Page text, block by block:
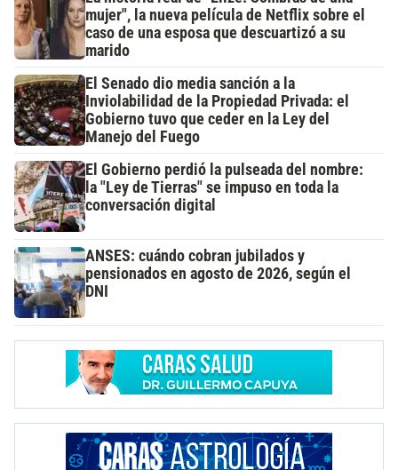
mujer", la nueva película de Netflix sobre el
caso de una esposa que descuartizó a su
marido
El Senado dio media sanción a la
Inviolabilidad de la Propiedad Privada: el
Gobierno tuvo que ceder en la Ley del
Manejo del Fuego
El Gobierno perdió la pulseada del nombre:
la "Ley de Tierras" se impuso en toda la
conversación digital
ANSES: cuándo cobran jubilados y
pensionados en agosto de 2026, según el
DNI